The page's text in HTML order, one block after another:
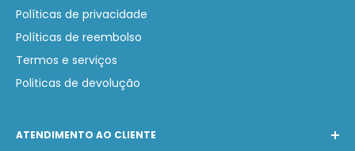
Políticas de privacidade
Políticas de reembolso
Termos e serviços
Politicas de devolução
ATENDIMENTO AO CLIENTE